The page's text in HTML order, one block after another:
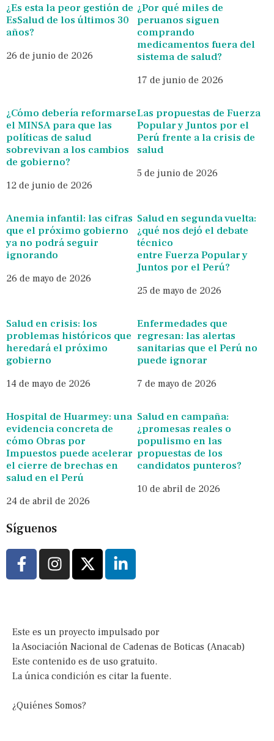
¿Es esta la peor gestión de
EsSalud de los últimos 30
años?
26 de junio de 2026
¿Por qué miles de
peruanos siguen
comprando
medicamentos fuera del
sistema de salud?
17 de junio de 2026
¿Cómo debería reformarse
el MINSA para que las
políticas de salud
sobrevivan a los cambios
de gobierno?
12 de junio de 2026
Las propuestas de Fuerza
Popular y Juntos por el
Perú frente a la crisis de
salud
5 de junio de 2026
Anemia infantil: las cifras
que el próximo gobierno
ya no podrá seguir
ignorando
26 de mayo de 2026
Salud en segunda vuelta:
¿qué nos dejó el debate
técnico
entre Fuerza Popular y
Juntos por el Perú?
25 de mayo de 2026
Salud en crisis: los
problemas históricos que
heredará el próximo
gobierno
14 de mayo de 2026
Enfermedades que
regresan: las alertas
sanitarias que el Perú no
puede ignorar
7 de mayo de 2026
Hospital de Huarmey: una
evidencia concreta de
cómo Obras por
Impuestos puede acelerar
el cierre de brechas en
salud en el Perú
24 de abril de 2026
Salud en campaña:
¿promesas reales o
populismo en las
propuestas de los
candidatos punteros?
10 de abril de 2026
Síguenos
Este es un proyecto impulsado por
la Asociación Nacional de Cadenas de Boticas (Anacab)
Este contenido es de uso gratuito.
La única condición es citar la fuente.
¿Quiénes Somos?